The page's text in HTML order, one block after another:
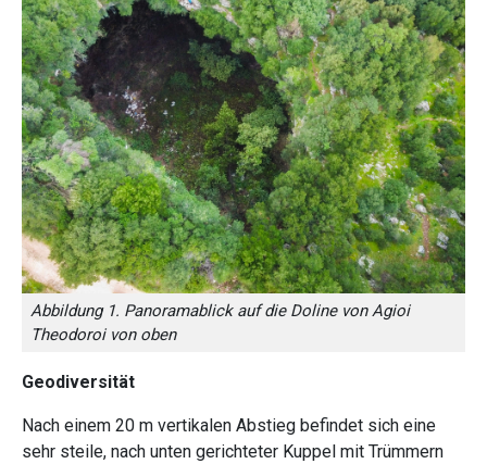
Abbildung 1. Panoramablick auf die Doline von Agioi
Theodoroi von oben
Geodiversität
Nach einem 20 m vertikalen Abstieg befindet sich eine
sehr steile, nach unten gerichteter Kuppel mit Trümmern